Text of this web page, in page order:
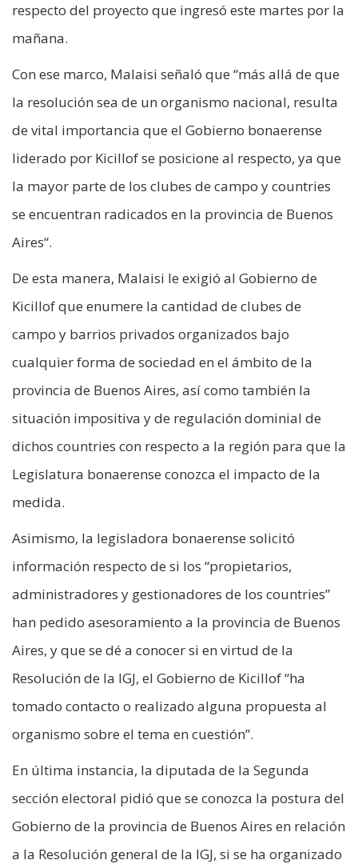
respecto del proyecto que ingresó este martes por la
mañana.
Con ese marco, Malaisi señaló que “más allá de que
la resolución sea de un organismo nacional, resulta
de vital importancia que el Gobierno bonaerense
liderado por Kicillof se posicione al respecto, ya que
la mayor parte de los clubes de campo y countries
se encuentran radicados en la provincia de Buenos
Aires“.
De esta manera, Malaisi le exigió al Gobierno de
Kicillof que enumere la cantidad de clubes de
campo y barrios privados organizados bajo
cualquier forma de sociedad en el ámbito de la
provincia de Buenos Aires, así como también la
situación impositiva y de regulación dominial de
dichos countries con respecto a la región para que la
Legislatura bonaerense conozca el impacto de la
medida.
Asimismo, la legisladora bonaerense solicitó
información respecto de si los “propietarios,
administradores y gestionadores de los countries”
han pedido asesoramiento a la provincia de Buenos
Aires, y que se dé a conocer si en virtud de la
Resolución de la IGJ, el Gobierno de Kicillof “ha
tomado contacto o realizado alguna propuesta al
organismo sobre el tema en cuestión”.
En última instancia, la diputada de la Segunda
sección electoral pidió que se conozca la postura del
Gobierno de la provincia de Buenos Aires en relación
a la Resolución general de la IGJ, si se ha organizado